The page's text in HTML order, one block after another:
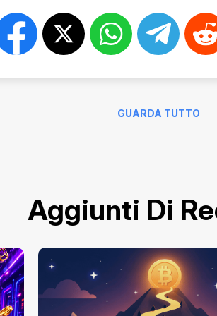
GUARDA TUTTO
Aggiunti Di